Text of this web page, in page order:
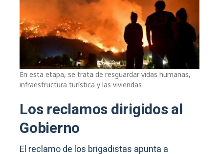
En esta etapa, se trata de resguardar vidas humanas,
infraestructura turística y las viviendas
Los reclamos dirigidos al
Gobierno
El reclamo de los brigadistas apunta a